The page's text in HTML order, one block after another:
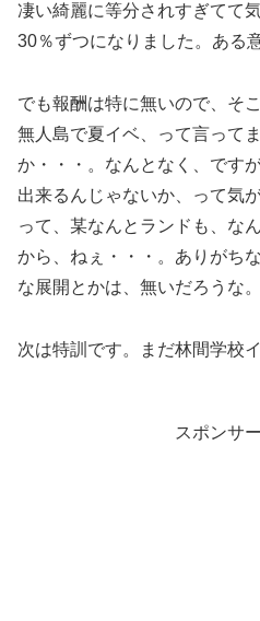
凄い綺麗に等分されすぎてて
30％ずつになりました。ある
でも報酬は特に無いので、そ
無人島で夏イベ、って言って
か・・・。なんとなく、です
出来るんじゃないか、って気
って、某なんとランドも、な
から、ねぇ・・・。ありがち
な展開とかは、無いだろうな。
次は特訓です。まだ林間学校
スポンサ